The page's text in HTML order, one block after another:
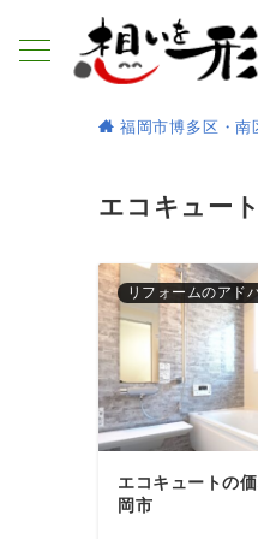
福岡市博多区・南
エコキュー
リフォームのアド
エコキュートの
岡市